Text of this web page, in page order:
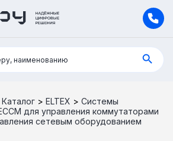
наименованию
Каталог > ELTEX > Системы
для управления коммутаторами
сетевым оборудованием